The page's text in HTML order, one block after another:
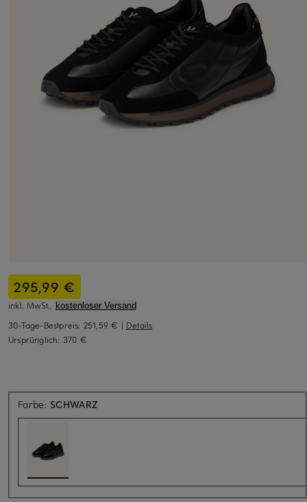
295,99 €
inkl. MwSt., kostenloser Versand
30-Tage-Bestpreis: 251,59 € | Details
Ursprünglich: 370 €
Farbe: SCHWARZ